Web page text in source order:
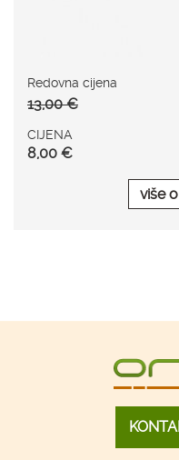
Redovna cijena
13,00 €
CIJENA
8,00 €
više